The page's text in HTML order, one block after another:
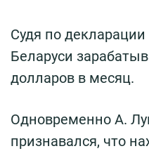
Судя по
Беларуси
долларов в месяц.
Одновременно А.
признавался, что